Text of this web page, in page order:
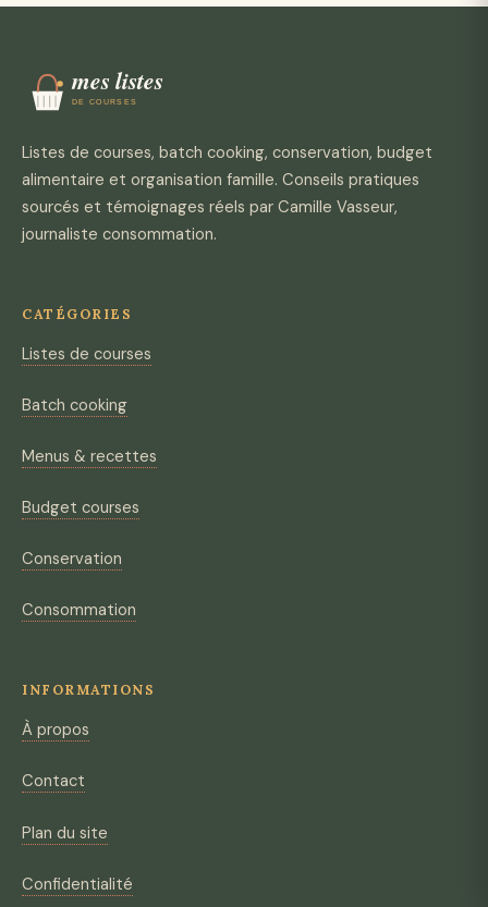
Listes de courses, batch cooking, conservation, budget
alimentaire et organisation famille. Conseils pratiques
sourcés et témoignages réels par Camille Vasseur,
journaliste consommation.
CATÉGORIES
Listes de courses
Batch cooking
Menus & recettes
Budget courses
Conservation
Consommation
INFORMATIONS
À propos
Contact
Plan du site
Confidentialité